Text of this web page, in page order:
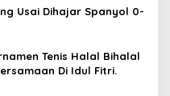
Usai Dihajar Spanyol 0-
Tenis Halal Bihalal
Di Idul Fitri.